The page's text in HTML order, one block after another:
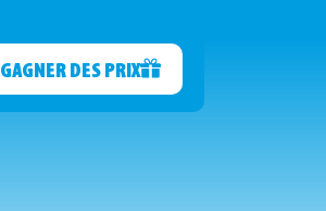
GAGNER DES PRIX